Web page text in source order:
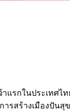
าแรกในประเทศ
รสร้างเมืองปัน